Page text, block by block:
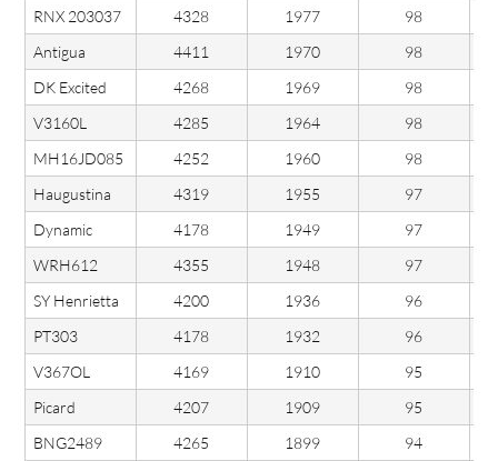
RNX 203037
4328 1977
98
Antigua
4411 1970
98
DK Excited
4268 1969
98
V3160L
4285 1964
98
MH16JD085
4252 1960
98
Haugustina
4319 1955
97
Dynamic
4178 1949
97
WRH612
4355 1948
97
SY Henrietta
4200 1936
96
PT303
4178 1932
96
V367OL
4169 1910
95
Picard
4207 1909
95
BNG2489
4265 1899
94